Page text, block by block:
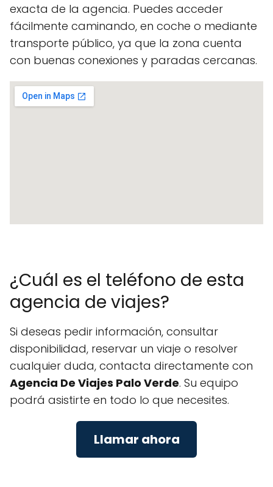
exacta de la agencia. Puedes acceder
fácilmente caminando, en coche o mediante
transporte público, ya que la zona cuenta
con buenas conexiones y paradas cercanas.
¿Cuál es el teléfono de esta
agencia de viajes?
Si deseas pedir información, consultar
disponibilidad, reservar un viaje o resolver
cualquier duda, contacta directamente con
Agencia De Viajes Palo Verde. Su equipo
podrá asistirte en todo lo que necesites.
Llamar ahora